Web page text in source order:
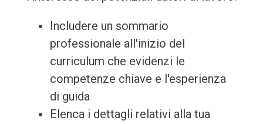
Includere un sommario
professionale all'inizio del
curriculum che evidenzi le
competenze chiave e l'esperienza
di guida
Elenca i dettagli relativi alla tua